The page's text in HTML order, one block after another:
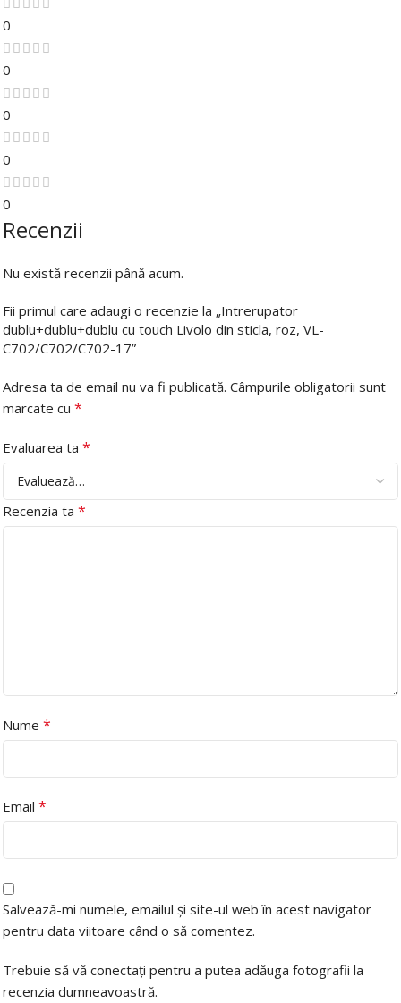
0
0
0
0
0
Recenzii
Nu există recenzii până acum.
Fii primul care adaugi o recenzie la „Intrerupator
dublu+dublu+dublu cu touch Livolo din sticla, roz, VL-
C702/C702/C702-17”
Adresa ta de email nu va fi publicată. Câmpurile obligatorii sunt
marcate cu *
Evaluarea ta *
Recenzia ta *
Nume *
Email *
Salvează-mi numele, emailul și site-ul web în acest navigator
pentru data viitoare când o să comentez.
Trebuie să vă conectați pentru a putea adăuga fotografii la
recenzia dumneavoastră.